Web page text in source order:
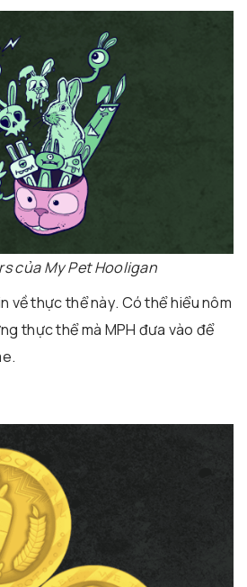
của My Pet Hooligan
về thực thể này. Có thể hiểu nôm
thực thể mà MPH đưa vào để